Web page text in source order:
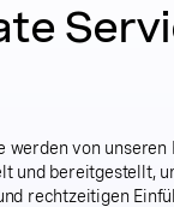
werden von
und bereitgestellt,
rechtzeitigen